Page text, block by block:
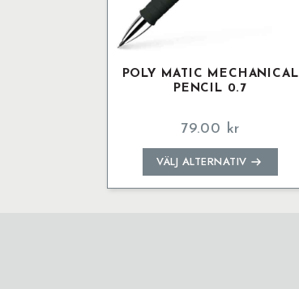
POLY MATIC MECHANICAL
PENCIL 0.7
79.00 kr
VÄLJ ALTERNATIV
Den
här
produkten